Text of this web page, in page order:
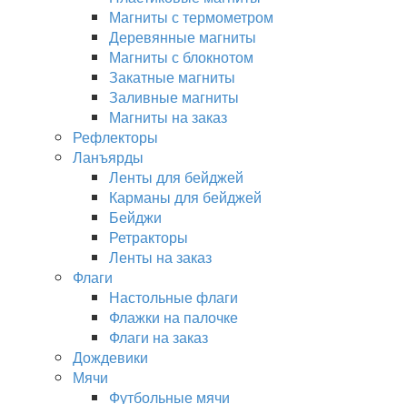
Магниты с термометром
Деревянные магниты
Магниты с блокнотом
Закатные магниты
Заливные магниты
Магниты на заказ
Рефлекторы
Ланъярды
Ленты для бейджей
Карманы для бейджей
Бейджи
Ретракторы
Ленты на заказ
Флаги
Настольные флаги
Флажки на палочке
Флаги на заказ
Дождевики
Мячи
Футбольные мячи